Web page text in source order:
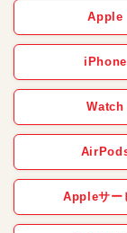
Apple
iPhone
Watch
Appleサー